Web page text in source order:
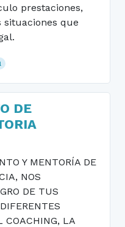
prestaciones,
situaciones que
DE
Y MENTORÍA DE
NOS
DE TUS
COACHING, LA